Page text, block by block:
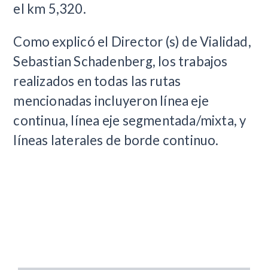
el km 5,320.
Como explicó el Director (s) de Vialidad,
Sebastian Schadenberg, los trabajos
realizados en todas las rutas
mencionadas incluyeron línea eje
continua, línea eje segmentada/mixta, y
líneas laterales de borde continuo.